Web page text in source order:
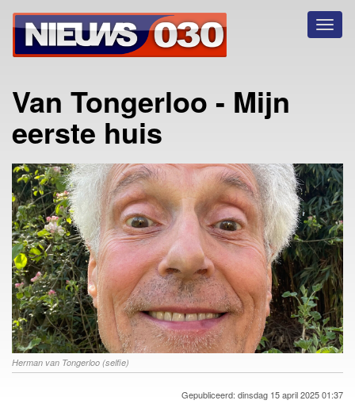
Van Tongerloo - Mijn
eerste huis
Herman van Tongerloo (selfie)
Gepubliceerd: dinsdag 15 april 2025 01:37